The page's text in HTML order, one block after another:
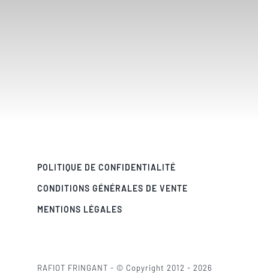
POLITIQUE DE CONFIDENTIALITÉ
CONDITIONS GÉNÉRALES DE VENTE
MENTIONS LÉGALES
RAFIOT FRINGANT - © Copyright 2012 - 2026